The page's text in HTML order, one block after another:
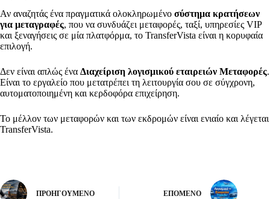
Αν αναζητάς ένα πραγματικά ολοκληρωμένο σύστημα κρατήσεων
για μεταγραφές, που να συνδυάζει μεταφορές, ταξί, υπηρεσίες VIP
και ξεναγήσεις σε μία πλατφόρμα, το TransferVista είναι η κορυφαία
επιλογή.
Δεν είναι απλώς ένα Διαχείριση λογισμικού εταιρειών Μεταφορές.
Είναι το εργαλείο που μετατρέπει τη λειτουργία σου σε σύγχρονη,
αυτοματοποιημένη και κερδοφόρα επιχείρηση.
Το μέλλον των μεταφορών και των εκδρομών είναι ενιαίο και λέγεται
TransferVista.
ΠΡΟΗΓΟΎΜΕΝΟ ΕΠΌΜΕΝΟ